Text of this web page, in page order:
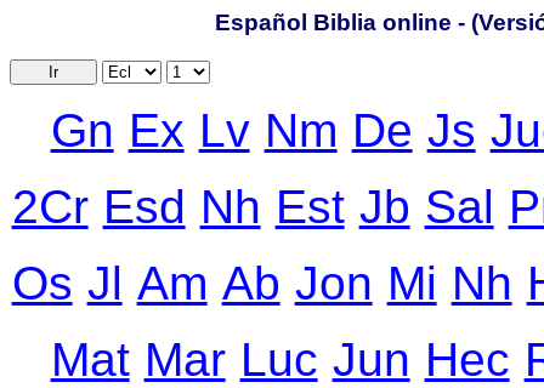
Español Biblia online -
Ir
Gn Ex Lv Nm De Js
2Cr Еsd Nh Еst Jb Sal
Оs Jl Аm Ab Jon Mi Nh
Mat Mar Luc Jun Hec